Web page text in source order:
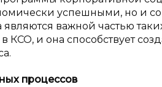
успешными, но и
важной частью
КСО, и она способствует
процессов